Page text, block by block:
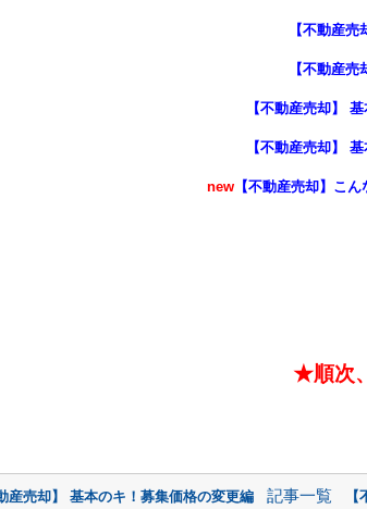
【不動産
【不動産
【不動産売却】
【不動産売却】
new【不動産売却】こん
★順次
売却】 基本のキ！募集価格の変更編 記事一覧